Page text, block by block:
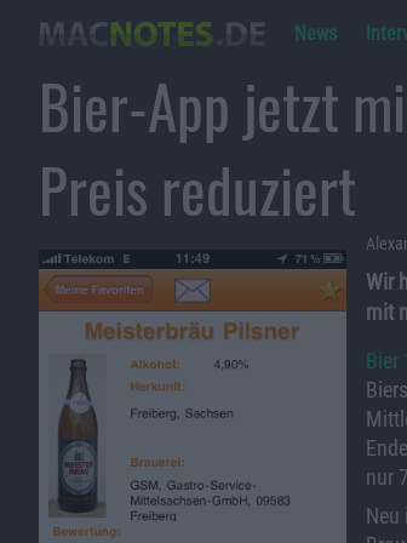
News
Bier-App jetzt
Preis reduziert
Wir
mit
Bier
nur
Neu